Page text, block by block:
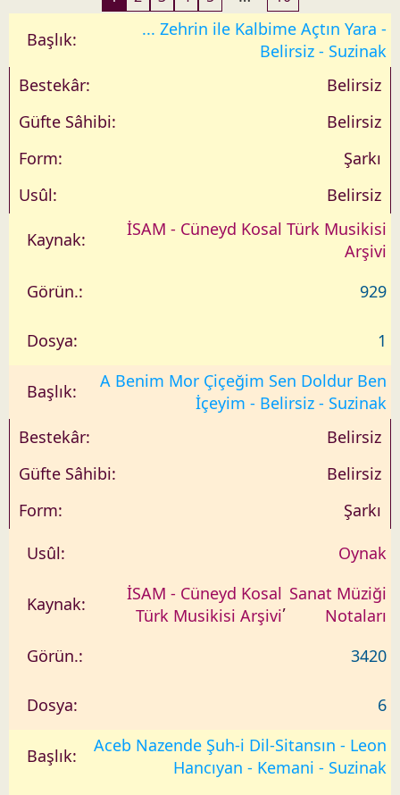
a
r
... Zehrin ile Kalbime Açtın Yara -
Belirsiz - Suzinak
Belirsiz
Belirsiz
Şarkı
Belirsiz
İSAM - Cüneyd Kosal Türk Musikisi
Arşivi
929
1
A Benim Mor Çiçeğim Sen Doldur Ben
İçeyim - Belirsiz - Suzinak
Belirsiz
Belirsiz
Şarkı
Oynak
İSAM - Cüneyd Kosal
Türk Musikisi Arşivi
,
Sanat Müziği
Notaları
3420
6
Aceb Nazende Şuh-i Dil-Sitansın - Leon
Hancıyan - Kemani - Suzinak